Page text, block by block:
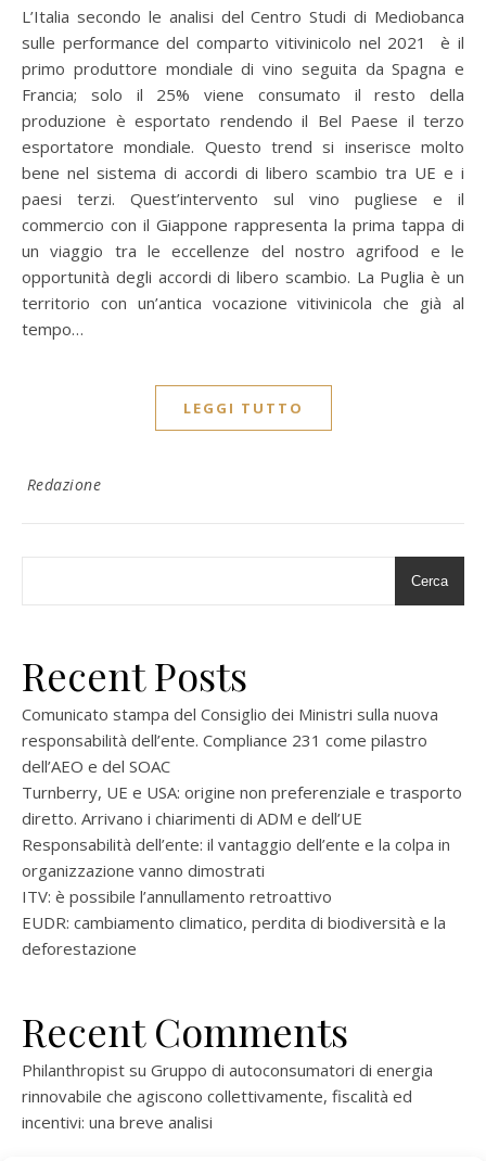
L’Italia secondo le analisi del Centro Studi di Mediobanca
sulle performance del comparto vitivinicolo nel 2021 è il
primo produttore mondiale di vino seguita da Spagna e
Francia; solo il 25% viene consumato il resto della
produzione è esportato rendendo il Bel Paese il terzo
esportatore mondiale. Questo trend si inserisce molto
bene nel sistema di accordi di libero scambio tra UE e i
paesi terzi. Quest’intervento sul vino pugliese e il
commercio con il Giappone rappresenta la prima tappa di
un viaggio tra le eccellenze del nostro agrifood e le
opportunità degli accordi di libero scambio. La Puglia è un
territorio con un’antica vocazione vitivinicola che già al
tempo…
LEGGI TUTTO
Redazione
Cerca
Recent Posts
Comunicato stampa del Consiglio dei Ministri sulla nuova
responsabilità dell’ente. Compliance 231 come pilastro
dell’AEO e del SOAC
Turnberry, UE e USA: origine non preferenziale e trasporto
diretto. Arrivano i chiarimenti di ADM e dell’UE
Responsabilità dell’ente: il vantaggio dell’ente e la colpa in
organizzazione vanno dimostrati
ITV: è possibile l’annullamento retroattivo
EUDR: cambiamento climatico, perdita di biodiversità e la
deforestazione
Recent Comments
Philanthropist su Gruppo di autoconsumatori di energia
rinnovabile che agiscono collettivamente, fiscalità ed
incentivi: una breve analisi